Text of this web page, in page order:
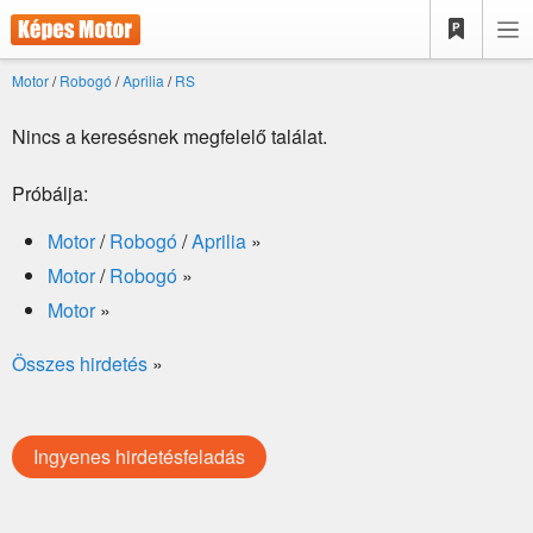
Motor/Robogó /Aprilia /RS
Nincs a keresésnek megfelelő találat.
Próbálja:
Motor/Robogó/Aprilia »
Motor/Robogó »
Motor»
Összes hirdetés »
Ingyenes hirdetésfeladás